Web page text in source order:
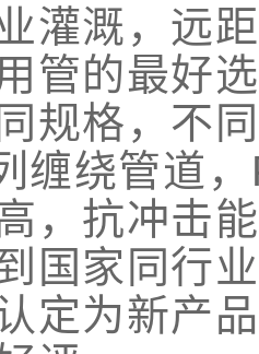
灌溉，远
管的最好
规格，不
缠绕管道
，抗冲击
国家同行
定为新产